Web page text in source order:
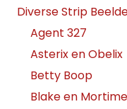
Diverse Strip
Agent 327
Asterix en Obelix
Betty Boop
Blake en